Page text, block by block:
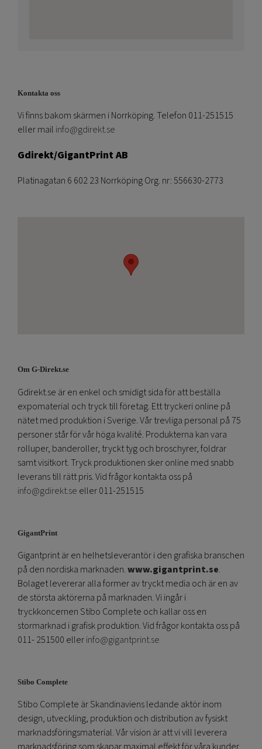
Kontakta oss
Vi finns bakom skärmen i Norrköping. Telefon 011-251515
eller mail info@gdirekt.se
Gdirekt/GigantPrint AB
Platinagatan 6 602 23 Norrköping Org. nr: 556630-2773
Om G-Direkt.se
Gdirekt.se är en enkel och smidigt sida för att beställa
expomaterial och tryck till företag. Ett tryckeri online på
nätet med produktion i Sverige. Vår trevliga personal på 75
personer står för vår höga kvalité. Produkterna kan vara
rolluper, banderoller, tryckt tyg och broschyrer, foldrar
samt visitkort. Tryck produktionen sker online med snabb
leverans till rätt pris. Vid frågor kontakta oss på
info@gdirekt.se eller 011-251515
GigantPrint
Gigantprint är en helhetsleverantör i den grafiska branschen
på den nordiska marknaden.www.gigantprint.se.
Bolaget levererar alla former av tryckt media och är en av
de största aktörerna på marknaden. Vi ingår i
tryckkoncernen Stibo Complete och kallar oss en
stormarknad i grafisk produktion. Vid frågor kontakta oss på
011- 251500 ellerinfo@gigantprint.se
Stibo Complete
Stibo Complete är Skandinaviens ledande aktör inom
design, utveckling, produktion och distribution av fysiskt
marknadsföringsmaterial. Vår vision är att vi vill leverera